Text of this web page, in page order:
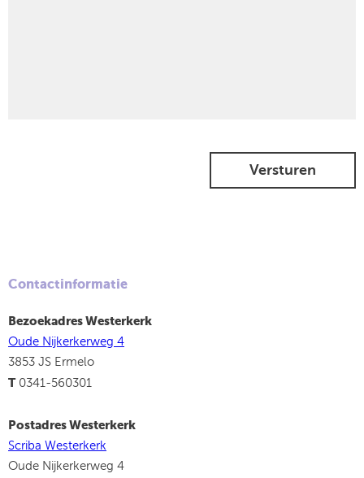
Versturen
Contactinformatie
Bezoekadres Westerkerk
Oude Nijkerkerweg 4
3853 JS Ermelo
T0341-560301
Postadres Westerkerk
Scriba Westerkerk
Oude Nijkerkerweg 4